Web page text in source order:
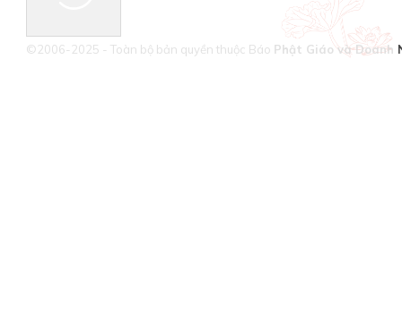
©2006-2025 - Toàn bộ bản quyền thuộc Báo Phật Giáo và Doanh